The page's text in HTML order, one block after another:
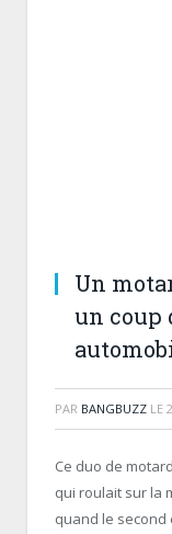
Un
un coup
PAR BANGBUZZ LE
Ce duo de
qui roulait sur la
quand le second